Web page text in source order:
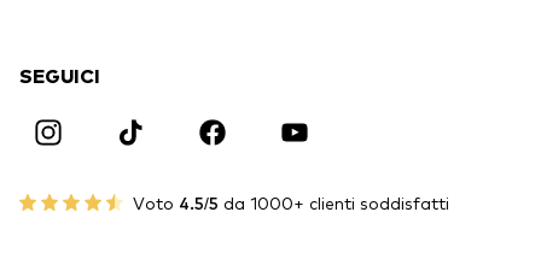
SEGUICI
Voto 4.5/5 da 1000+ clienti soddisfatti